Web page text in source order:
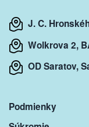
J. C.
Wolkrova 2,
OD Saratov,
Podmienky